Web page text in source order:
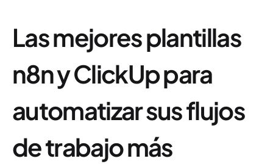
Las mejores plantillas
n8n y ClickUp para
automatizar sus flujos
de trabajo más